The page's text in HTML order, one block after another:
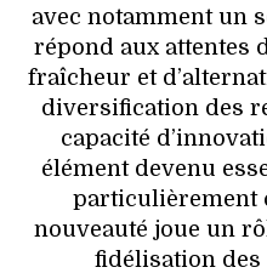
avec notamment un
répond aux attentes
fraîcheur et
diversification des
capacité
élément devenu
particulièrement
nouveauté joue un
fidélisation des